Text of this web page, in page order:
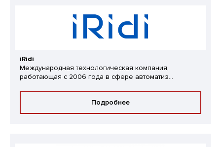
iRidi
Международная технологическая компания,
работающая с 2006 года в сфере автоматиз...
Подробнее